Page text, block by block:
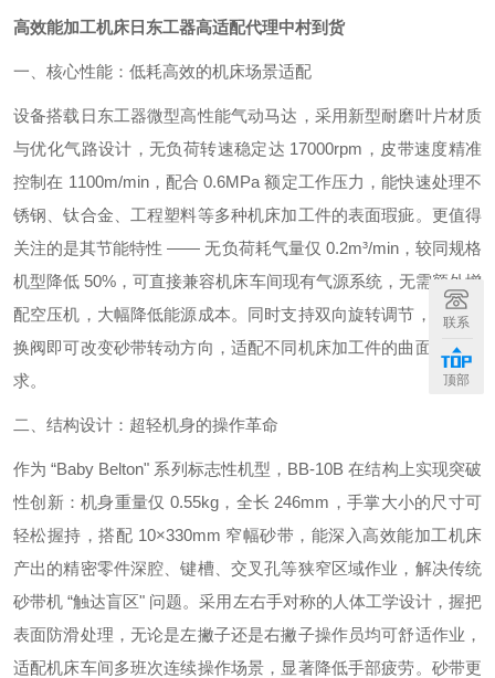
高效能加工机床日东工器高适配代理中村到货
一、核心性能：低耗高效的机床场景适配
设备搭载日东工器微型高性能气动马达，采用新型耐磨叶片材质
与优化气路设计，无负荷转速稳定达 17000rpm，皮带速度精准
控制在 1100m/min，配合 0.6MPa 额定工作压力，能快速处理不
锈钢、钛合金、工程塑料等多种机床加工件的表面瑕疵。更值得
关注的是其节能特性 —— 无负荷耗气量仅 0.2m³/min，较同规格
机型降低 50%，可直接兼容机床车间现有气源系统，无需额外增
配空压机，大幅降低能源成本。同时支持双向旋转调节，通过切
换阀即可改变砂带转动方向，适配不同机床加工件的曲面打磨需
求。
二、结构设计：超轻机身的操作革命
作为 “Baby Belton" 系列标志性机型，BB-10B 在结构上实现突破
性创新：机身重量仅 0.55kg，全长 246mm，手掌大小的尺寸可
轻松握持，搭配 10×330mm 窄幅砂带，能深入高效能加工机床
产出的精密零件深腔、键槽、交叉孔等狭窄区域作业，解决传统
砂带机 “触达盲区" 问题。采用左右手对称的人体工学设计，握把
表面防滑处理，无论是左撇子还是右撇子操作员均可舒适作业，
适配机床车间多班次连续操作场景，显著降低手部疲劳。砂带更
联系
顶部